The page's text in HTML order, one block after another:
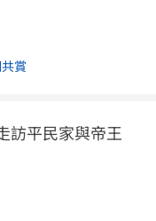
賞
訪平民家與帝王